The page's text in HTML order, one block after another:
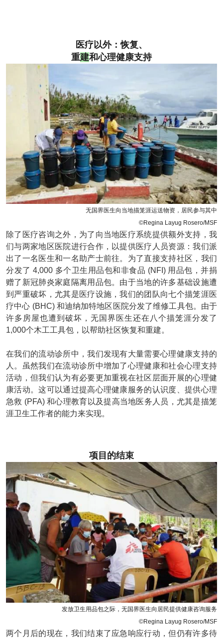
医疗以外：恢复、
重建和心理健康支持
无国界医生向当地描笼涯运送物资，居民参与其中
©Regina Layug Rosero/MSF
除了医疗咨询之外，为了向当地医疗系统提供额外支持，我
们与两家地区医院进行合作，以提供医疗人员资源：我们派
出了一名医生和一名助产士前往。为了直接支持社区，我们
分发了 4,000 多个卫生用品包和非食品 (NFI) 用品包，并捐
赠了新冠肺炎家庭隔离用品包。由于当地的许多基础设施遭
到严重破坏，尤其是医疗设施，我们的团队向七个描笼涯医
疗中心 (BHC) 和迪纳加特地区医院分发了维修工具包。由于
许多房屋也遭到破坏，无国界医生还在八个描笼涯分发了
1,000个木工工具包，以帮助社区恢复和重建。
在我们的流动诊所中，我们发现有大量需要心理健康支持的
人。虽然我们在流动诊所中增加了心理健康和社会心理支持
活动，但我们认为有必要更加重视在社区层面开展的心理健
康活动。这可以通过提高心理健康服务的认识度、提供心理
急救 (PFA) 和心理教育以及提高当地医务人员，尤其是描笼
涯卫生工作者的能力来实现。
项目的结束
发放卫生用品包之际，无国界医生向居民提供健康咨询服务
©Regina Layug Rosero/MSF
两个月后的现在，我们结束了应急响应行动，但仍有许多待